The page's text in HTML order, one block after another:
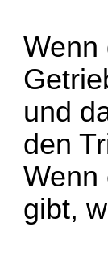
Wenn
und
den
Wenn
gibt,